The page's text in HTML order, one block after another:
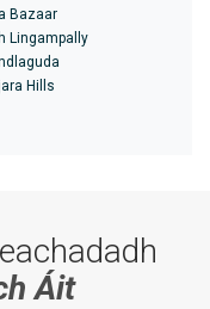
Bazaar
Lingampally
Hills
Áit